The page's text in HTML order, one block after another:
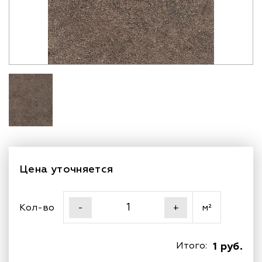
Цена уточняется
Кол-во - + м²
1 руб.
Итого: